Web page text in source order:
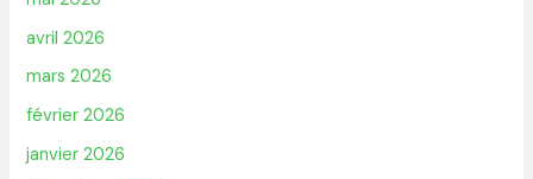
avril 2026
mars 2026
février 2026
janvier 2026